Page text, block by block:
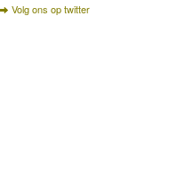
Volg ons op twitter